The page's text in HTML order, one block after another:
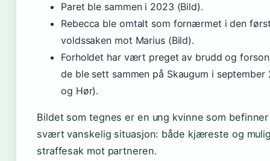
Paret ble sammen i 2023 (Bild).
Rebecca ble omtalt som fornærmet i den
voldssaken mot Marius (Bild).
Forholdet har vært preget av brudd og
de ble sett sammen på Skaugum i september
og Hør).
Bildet som tegnes er en ung kvinne som
svært vanskelig situasjon: både kjæreste og
straffesak mot partneren.